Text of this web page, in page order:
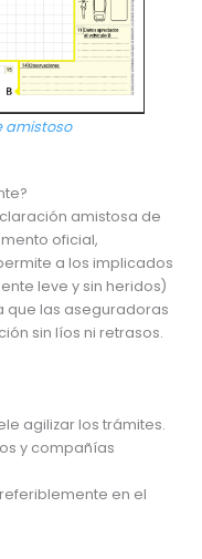
amistoso
amistosa de
oficial,
a los implicados
leve y sin heridos)
que las aseguradoras
sin líos ni retrasos.
agilizar los trámites.
y compañías
en el